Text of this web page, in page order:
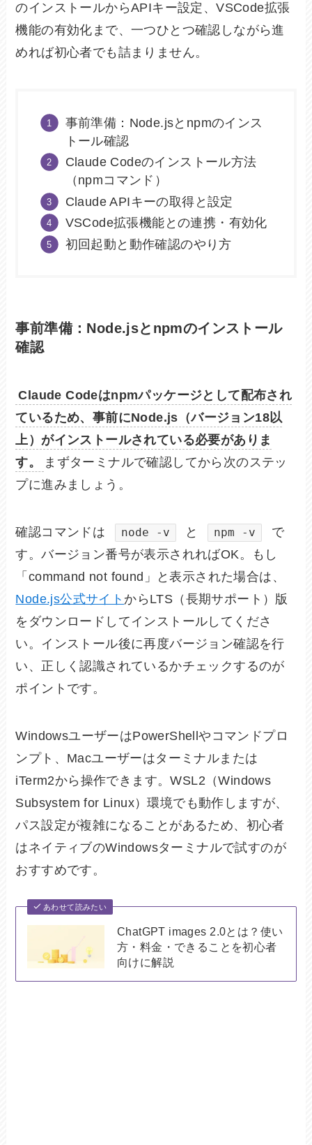
のインストールからAPIキー設定、VSCode拡張
機能の有効化まで、一つひとつ確認しながら進
めれば初心者でも詰まりません。
事前準備：Node.jsとnpmのインス
トール確認
Claude Codeのインストール方法
（npmコマンド）
Claude APIキーの取得と設定
VSCode拡張機能との連携・有効化
初回起動と動作確認のやり方
事前準備：Node.jsとnpmのインストール
確認
Claude Codeはnpmパッケージとして配布され
ているため、事前にNode.js（バージョン18以
上）がインストールされている必要がありま
す。
まずターミナルで確認してから次のステッ
プに進みましょう。
確認コマンドは node -v と npm -v
で
す。バージョン番号が表示されればOK。もし
「command not found」と表示された場合は、
Node.js公式サイト からLTS（長期サポート）版
をダウンロードしてインストールしてくださ
い。インストール後に再度バージョン確認を行
い、正しく認識されているかチェックするのが
ポイントです。
WindowsユーザーはPowerShellやコマンドプロ
ンプト、Macユーザーはターミナルまたは
iTerm2から操作できます。WSL2（Windows
Subsystem for Linux）環境でも動作しますが、
パス設定が複雑になることがあるため、初心者
はネイティブのWindowsターミナルで試すのが
おすすめです。
あわせて読みたい
ChatGPT images 2.0とは？使い
方・料金・できることを初心者
向けに解説